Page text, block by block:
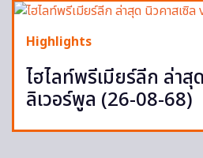
Highlights
ไฮไลท์พรีเมียร์ลีก ล่าสุ
ลิเวอร์พูล (26-08-68)